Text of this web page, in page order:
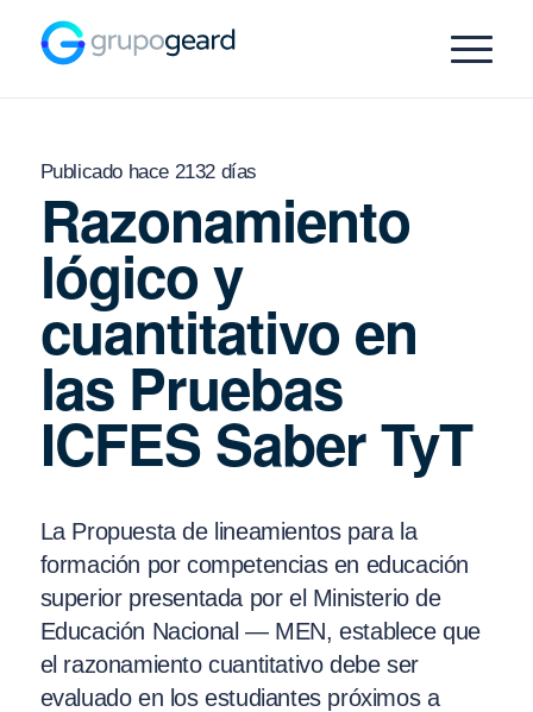
Publicado hace 2132 días
Razonamiento
lógico y
cuantitativo en
las Pruebas
ICFES Saber TyT
La Propuesta de lineamientos para la
formación por competencias en educación
superior presentada por el Ministerio de
Educación Nacional — MEN, establece que
el razonamiento cuantitativo debe ser
evaluado en los estudiantes próximos a